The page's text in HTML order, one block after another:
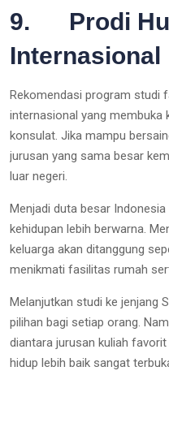
9. Prodi
Internasional
Rekomendasi program studi
internasional yang membuka
konsulat. Jika mampu
jurusan yang sama besar
luar negeri.
Menjadi duta besar
kehidupan lebih berwarna.
keluarga akan ditanggung
menikmati fasilitas rumah
Melanjutkan studi ke jenjang
pilihan bagi setiap orang.
diantara jurusan kuliah
hidup lebih baik sangat